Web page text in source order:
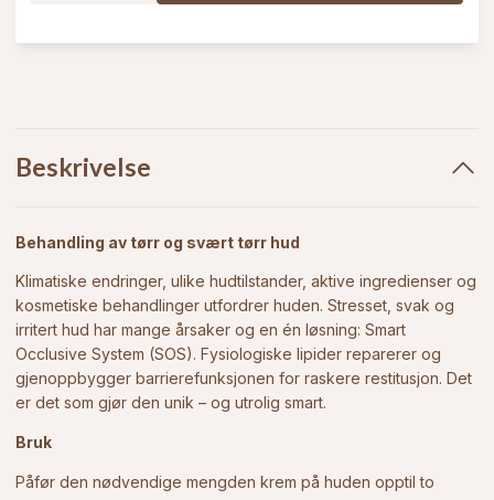
Beskrivelse
Behandling av tørr og svært tørr hud
Klimatiske endringer, ulike hudtilstander, aktive ingredienser og
kosmetiske behandlinger utfordrer huden. Stresset, svak og
irritert hud har mange årsaker og en én løsning: Smart
Occlusive System (SOS). Fysiologiske lipider reparerer og
gjenoppbygger barrierefunksjonen for raskere restitusjon. Det
er det som gjør den unik – og utrolig smart.
Bruk
Påfør den nødvendige mengden krem på huden opptil to